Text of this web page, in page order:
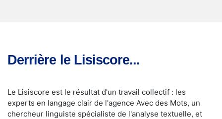
Derrière le Lisiscore...
Le Lisiscore est le résultat d'un travail collectif : les
experts en langage clair de l'agence Avec des Mots, un
chercheur linguiste spécialiste de l'analyse textuelle, et